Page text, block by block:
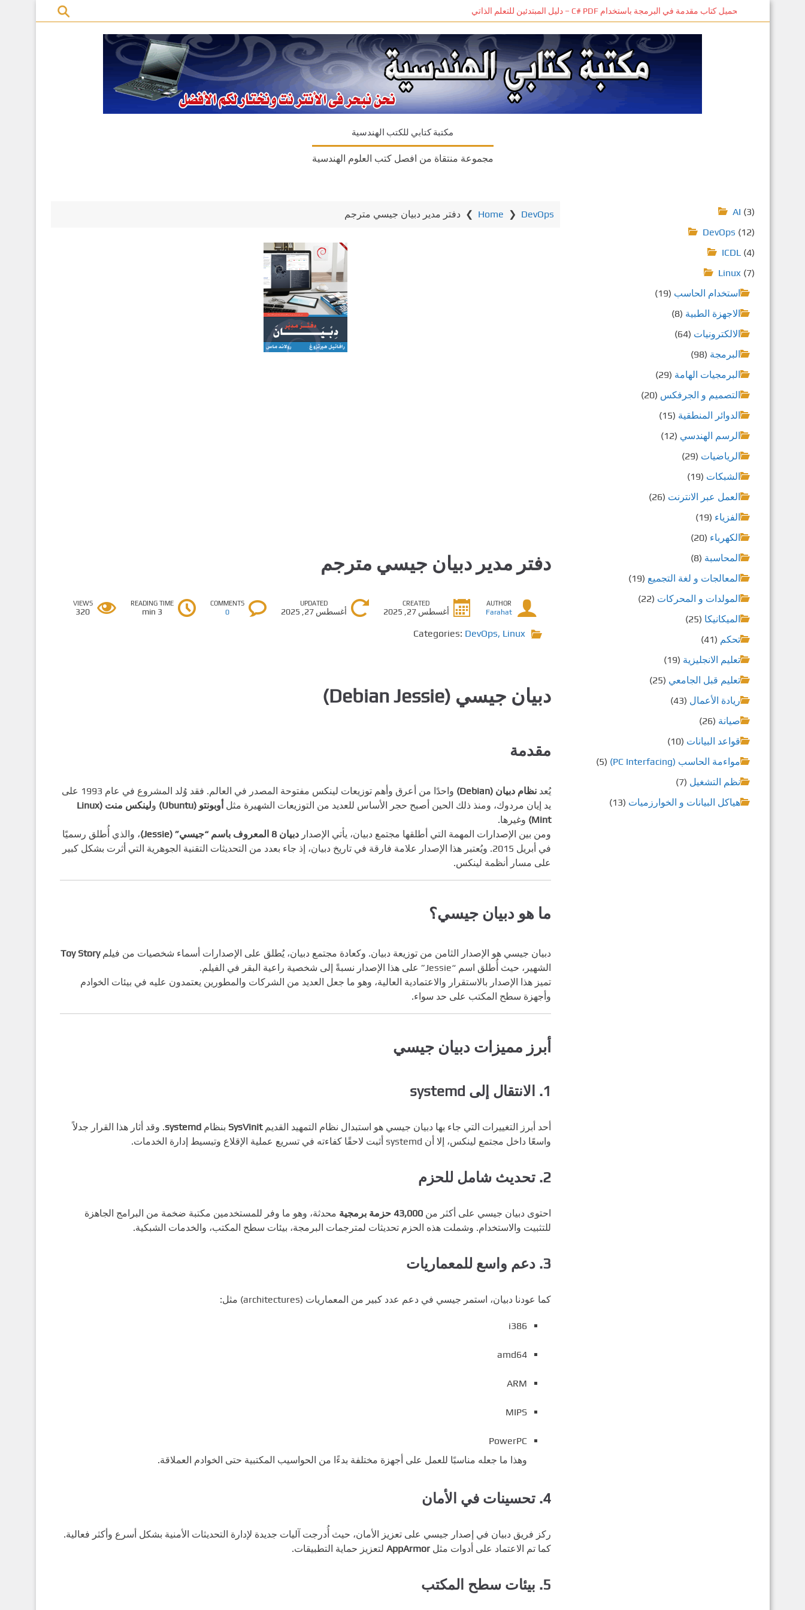
k
تحميل كتاب مقدمة في البرمجة باستخدام C# PDF – دليل المبتدئين للتعلم الذاتي
مكتبة كتابي للكتب الهندسية
مجموعة منتقاة من افصل كتب العلوم الهندسية
Home ❯ DevOps
❯دفتر مدير دبيان جيسي مترجم
دفتر مدير دبيان جيسي مترجم
AUTHOR
Farahat
CREATED
أغسطس 27, 2025
UPDATED
أغسطس 27, 2025
COMMENTS
0
READING TIME
3 min
VIEWS
320
Categories: DevOps, Linux
دبيان جيسي (Debian Jessie)
مقدمة
يُعدنظام دبيان (Debian)
واحدًا من أعرق وأهم توزيعات لينكس مفتوحة المصدر في العالم. فقد وُلد المشروع في عام 1993 على
يد إيان مردوك، ومنذ ذلك الحين أصبح حجر الأساس للعديد من التوزيعات الشهيرة مثل أوبونتو (Ubuntu) و
لينكس منت (Linux
Mint) وغيرها.
ومن بين الإصدارات المهمة التي أطلقها مجتمع دبيان، يأتي الإصداردبيان 8 المعروف باسم “جيسي” (Jessie)
، والذي أُطلق رسميًا
في أبريل 2015. ويُعتبر هذا الإصدار علامة فارقة في تاريخ دبيان، إذ جاء بعدد من التحديثات التقنية الجوهرية التي أثرت بشكل كبير
على مسار أنظمة لينكس.
ما هو دبيان جيسي؟
دبيان جيسي هو الإصدار الثامن من توزيعة دبيان. وكعادة مجتمع دبيان، يُطلق على الإصدارات أسماء شخصيات من فيلمToy Story
الشهير، حيث أُطلق اسم “Jessie” على هذا الإصدار نسبةً إلى شخصية راعية البقر في الفيلم.
تميز هذا الإصدار بالاستقرار والاعتمادية العالية، وهو ما جعل العديد من الشركات والمطورين يعتمدون عليه في بيئات الخوادم
وأجهزة سطح المكتب على حد سواء.
أبرز مميزات دبيان جيسي
1. الانتقال إلى systemd
أحد أبرز التغييرات التي جاء بها دبيان جيسي هو استبدال نظام التمهيد القديمSysVinit بنظامsystemd. وقد أثار هذا القرار جدلاً
واسعًا داخل مجتمع لينكس، إلا أن systemd أثبت لاحقًا كفاءته في تسريع عملية الإقلاع وتبسيط إدارة الخدمات.
2. تحديث شامل للحزم
احتوى دبيان جيسي على أكثر من43,000 حزمة برمجية
محدثة، وهو ما وفر للمستخدمين مكتبة ضخمة من البرامج الجاهزة
للتثبيت والاستخدام. وشملت هذه الحزم تحديثات لمترجمات البرمجة، بيئات سطح المكتب، والخدمات الشبكية.
3. دعم واسع للمعماريات
كما عودنا دبيان، استمر جيسي في دعم عدد كبير من المعماريات (architectures) مثل:
i386
amd64
ARM
MIPS
PowerPC
وهذا ما جعله مناسبًا للعمل على أجهزة مختلفة بدءًا من الحواسيب المكتبية حتى الخوادم العملاقة.
4. تحسينات في الأمان
ركز فريق دبيان في إصدار جيسي على تعزيز الأمان، حيث أُدرجت آليات جديدة لإدارة التحديثات الأمنية بشكل أسرع وأكثر فعالية.
كما تم الاعتماد على أدوات مثلAppArmor لتعزيز حماية التطبيقات.
5. بيئات سطح المكتب
AI (3)
DevOps (12)
ICDL(4)
Linux(7)
استخدام الحاسب (19)
الاجهزة الطبية (8)
الالكترونيات (64)
البرمجة (98)
البرمجيات الهامة (29)
التصميم و الجرفكس (20)
الدوائر المنطقية (15)
الرسم الهندسي (12)
الرياضيات (29)
الشبكات (19)
العمل عبر الانترنت (26)
الفزياء (19)
الكهرباء (20)
المحاسبة (8)
المعالجات و لغة التجميع (19)
المولدات و المحركات (22)
الميكانيكا (25)
تحكم (41)
تعليم الانجليزية (19)
تعليم قبل الجامعي (25)
ريادة الأعمال (43)
صيانة (26)
قواعد البيانات (10)
مواءمة الحاسب (PC Interfacing)
(5)
نظم التشغيل (7)
هياكل البيانات و الخوارزميات (13)